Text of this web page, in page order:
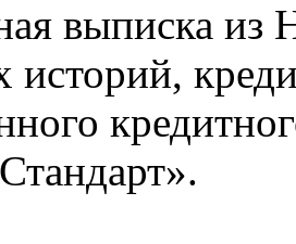
выписка из
историй,